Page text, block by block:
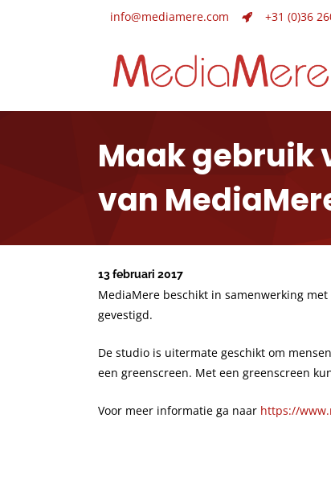
info@mediamere.com +31 (0)36
Maak gebruik
van
13 februari 2017
MediaMere beschikt in samenwerking
gevestigd.
De studio is uitermate geschikt om
een greenscreen. Met een greenscreen
Voor meer informatie ga naar https://